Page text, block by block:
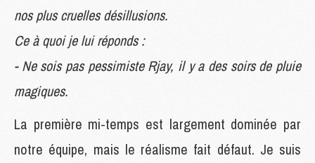
nos plus cruelles désillusions.
Ce à quoi je lui réponds :
- Ne sois pas pessimiste Rjay, il y a des soirs de pluie
magiques.
La première mi-temps est largement dominée par
notre équipe, mais le réalisme fait défaut. Je suis